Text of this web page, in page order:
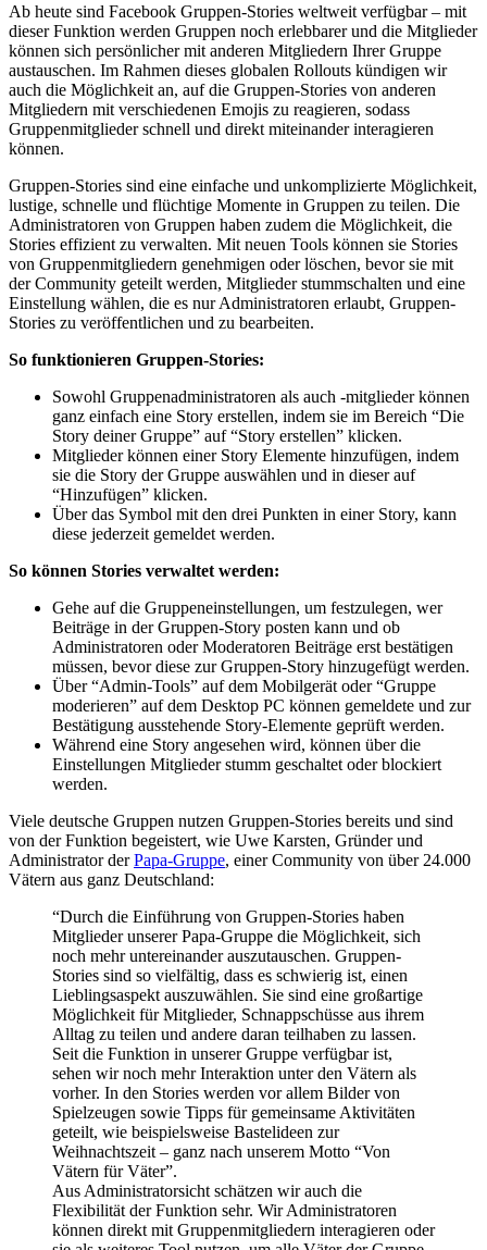
Ab heute sind Facebook Gruppen-Stories weltweit verfügbar – mit
dieser Funktion werden Gruppen noch erlebbarer und die Mitglieder
können sich persönlicher mit anderen Mitgliedern Ihrer Gruppe
austauschen. Im Rahmen dieses globalen Rollouts kündigen wir
auch die Möglichkeit an, auf die Gruppen-Stories von anderen
Mitgliedern mit verschiedenen Emojis zu reagieren, sodass
Gruppenmitglieder schnell und direkt miteinander interagieren
können.
Gruppen-Stories sind eine einfache und unkomplizierte Möglichkeit,
lustige, schnelle und flüchtige Momente in Gruppen zu teilen. Die
Administratoren von Gruppen haben zudem die Möglichkeit, die
Stories effizient zu verwalten. Mit neuen Tools können sie Stories
von Gruppenmitgliedern genehmigen oder löschen, bevor sie mit
der Community geteilt werden, Mitglieder stummschalten und eine
Einstellung wählen, die es nur Administratoren erlaubt, Gruppen-
Stories zu veröffentlichen und zu bearbeiten.
So funktionieren Gruppen-Stories:
Sowohl Gruppenadministratoren als auch -mitglieder können
ganz einfach eine Story erstellen, indem sie im Bereich “Die
Story deiner Gruppe” auf “Story erstellen” klicken.
Mitglieder können einer Story Elemente hinzufügen, indem
sie die Story der Gruppe auswählen und in dieser auf
“Hinzufügen” klicken.
Über das Symbol mit den drei Punkten in einer Story, kann
diese jederzeit gemeldet werden.
So können Stories verwaltet werden:
Gehe auf die Gruppeneinstellungen, um festzulegen, wer
Beiträge in der Gruppen-Story posten kann und ob
Administratoren oder Moderatoren Beiträge erst bestätigen
müssen, bevor diese zur Gruppen-Story hinzugefügt werden.
Über “Admin-Tools” auf dem Mobilgerät oder “Gruppe
moderieren” auf dem Desktop PC können gemeldete und zur
Bestätigung ausstehende Story-Elemente geprüft werden.
Während eine Story angesehen wird, können über die
Einstellungen Mitglieder stumm geschaltet oder blockiert
werden.
Viele deutsche Gruppen nutzen Gruppen-Stories bereits und sind
von der Funktion begeistert, wie Uwe Karsten, Gründer und
Administrator derPapa-Gruppe, einer Community von über 24.000
Vätern aus ganz Deutschland:
“Durch die Einführung von Gruppen-Stories haben
Mitglieder unserer Papa-Gruppe die Möglichkeit, sich
noch mehr untereinander auszutauschen. Gruppen-
Stories sind so vielfältig, dass es schwierig ist, einen
Lieblingsaspekt auszuwählen. Sie sind eine großartige
Möglichkeit für Mitglieder, Schnappschüsse aus ihrem
Alltag zu teilen und andere daran teilhaben zu lassen.
Seit die Funktion in unserer Gruppe verfügbar ist,
sehen wir noch mehr Interaktion unter den Vätern als
vorher. In den Stories werden vor allem Bilder von
Spielzeugen sowie Tipps für gemeinsame Aktivitäten
geteilt, wie beispielsweise Bastelideen zur
Weihnachtszeit – ganz nach unserem Motto “Von
Vätern für Väter”.
Aus Administratorsicht schätzen wir auch die
Flexibilität der Funktion sehr. Wir Administratoren
können direkt mit Gruppenmitgliedern interagieren oder